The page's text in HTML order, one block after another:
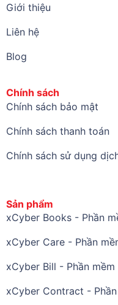
Giới thiệu
Liên hệ
Blog
Chính sách
Chính sách bảo mật
Chính sách thanh toán
Chính sách sử dụng
Sản phẩm
xCyber Books - Phần
xCyber Care - Phần
xCyber Bill - Phần
xCyber Contract -